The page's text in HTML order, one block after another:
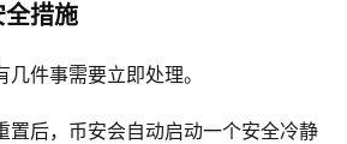
全措施
件事需要立即处理。
置后，币安会自动启动一个安全冷静